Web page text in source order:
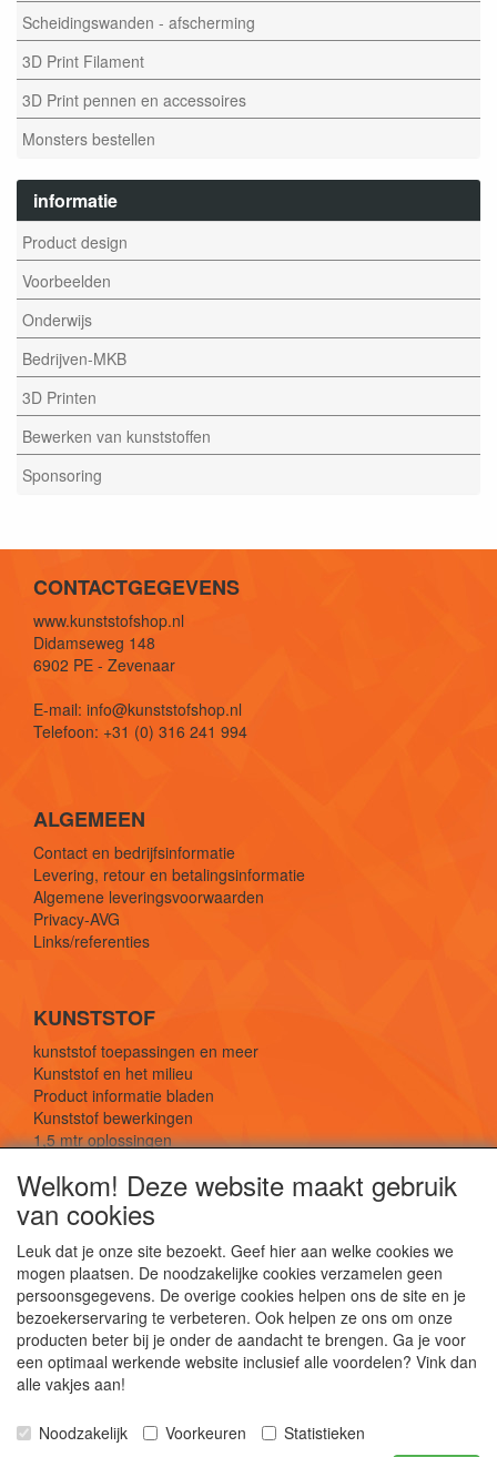
Scheidingswanden - afscherming
3D Print Filament
3D Print pennen en accessoires
Monsters bestellen
informatie
Product design
Voorbeelden
Onderwijs
Bedrijven-MKB
3D Printen
Bewerken van kunststoffen
Sponsoring
CONTACTGEGEVENS
www.kunststofshop.nl
Didamseweg 148
6902 PE - Zevenaar
E-mail: info@kunststofshop.nl
Telefoon: +31 (0) 316 241 994
ALGEMEEN
Contact en bedrijfsinformatie
Levering, retour en betalingsinformatie
Algemene leveringsvoorwaarden
Privacy-AVG
Links/referenties
KUNSTSTOF
kunststof toepassingen en meer
Kunststof en het milieu
Product informatie bladen
Kunststof bewerkingen
1,5 mtr oplossingen
SOCIALE MEDIA
De webshop voor kunststof platen, folies, buizen
Kunststof bewerkingen, productontwerp en
duurzame oplossingen.
Welkom! Deze website maakt gebruik
van cookies
Leuk dat je onze site bezoekt. Geef hier aan welke cookies we
mogen plaatsen. De noodzakelijke cookies verzamelen geen
persoonsgegevens. De overige cookies helpen ons de site en je
bezoekerservaring te verbeteren. Ook helpen ze ons om onze
producten beter bij je onder de aandacht te brengen. Ga je voor
een optimaal werkende website inclusief alle voordelen? Vink dan
alle vakjes aan!
Noodzakelijk Voorkeuren
Statistieken